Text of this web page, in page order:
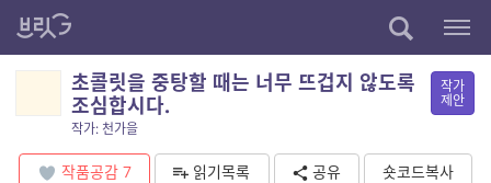
초콜릿을 중탕할 때는 너무 뜨겁지 않도록
조심합시다.
작가: 천가을
작가
제안
작품공감 7 읽기목록 공유
숏코드복사